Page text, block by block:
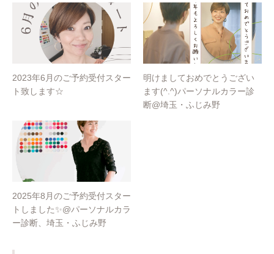
当するなど多岐にわたり活躍中。
2023年6月のご予約受付スター
ト致します☆
明けましておめでとうござい
ます(^.^)パーソナルカラー診
断@埼玉・ふじみ野
2025年8月のご予約受付スター
トしました✨@パーソナルカラ
ー診断、埼玉・ふじみ野